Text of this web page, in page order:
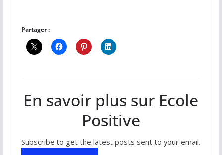
Partager :
En savoir plus sur Ecole
Positive
Subscribe to get the latest posts sent to your email.